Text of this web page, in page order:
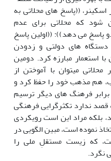
((پاسخ های محلاتی به
شود که محلاتی برای عدم
پاسخ می دهد)): ((اولین پاسخ
های دولتی و زدودن
استعمار مبارزه کرد. دومین
می­توان با آموختن از
هم مذهب خود را حفظ کرد و
فرهنگ های دیگر ترسیم
قصد ندارد تکثرگرایی فرهنگی
بلکه مراد این است رویکردی
نموده است، مبین الگویی در
که زیست مستقلِ ملی را
نگرد.